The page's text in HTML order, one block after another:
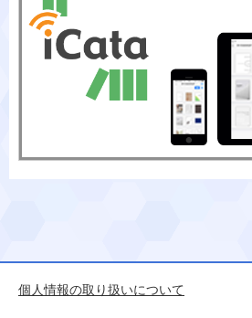
個人情報の取り扱いについて